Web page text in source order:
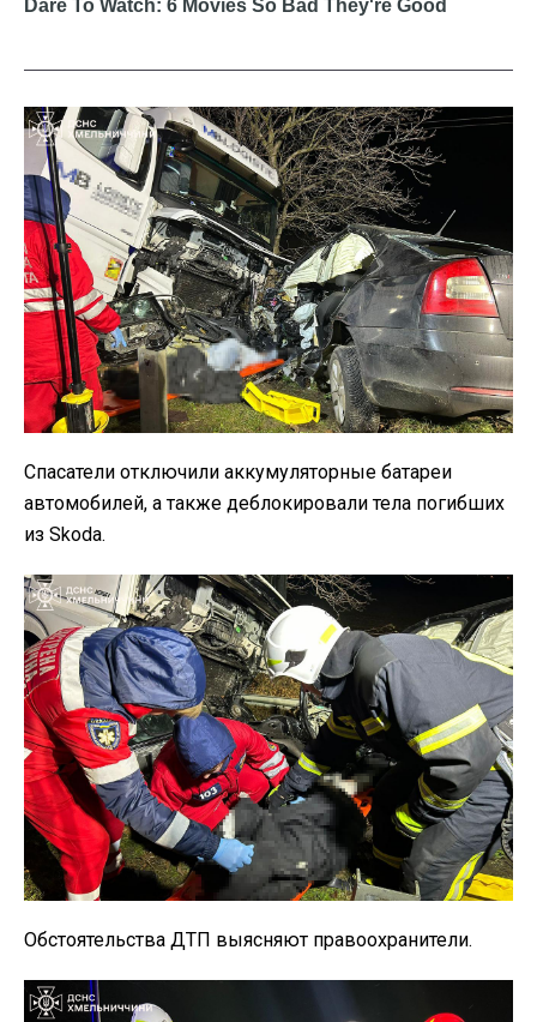
Спасатели отключили аккумуляторные батареи
автомобилей, а также деблокировали тела погибших
из Skoda.
Обстоятельства ДТП выясняют правоохранители.